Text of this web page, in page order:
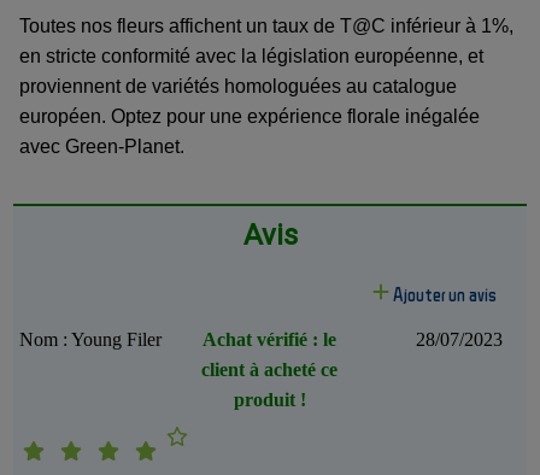
Toutes nos fleurs affichent un taux de T@C inférieur à 1%,
en stricte conformité avec la législation européenne, et
proviennent de variétés homologuées au catalogue
européen. Optez pour une expérience florale inégalée
avec Green-Planet.
Avis
Ajouter un avis
Nom : Young Filer
Achat vérifié : le
client à acheté ce
produit !
28/07/2023